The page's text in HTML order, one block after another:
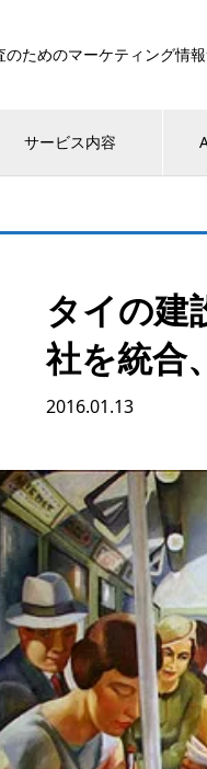
ためのマーケティング情
サービス内容
タイの建
社を統合
2016.01.13